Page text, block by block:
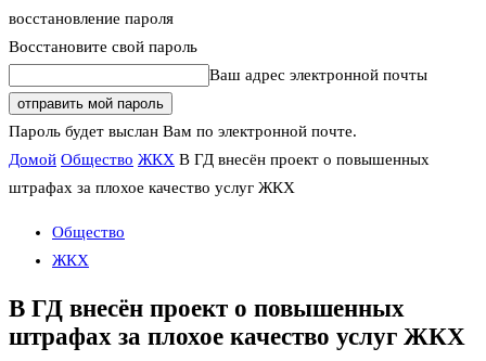
восстановление пароля
Восстановите свой пароль
Ваш адрес электронной почты
Пароль будет выслан Вам по электронной почте.
Домой Общество ЖКХ В ГД внесён проект о повышенных
штрафах за плохое качество услуг ЖКХ
Общество
ЖКХ
В ГД внесён проект о повышенных
штрафах за плохое качество услуг ЖКХ